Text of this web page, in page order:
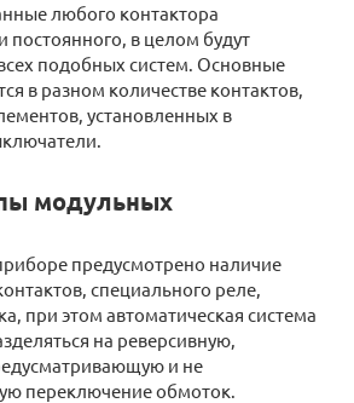
любого контактора
постоянного, в целом будут
подобных систем. Основные
в разном количестве контактов,
установленных в
модульных
предусмотрено наличие
специального реле,
при этом автоматическая система
на реверсивную,
и не
переключение обмоток.